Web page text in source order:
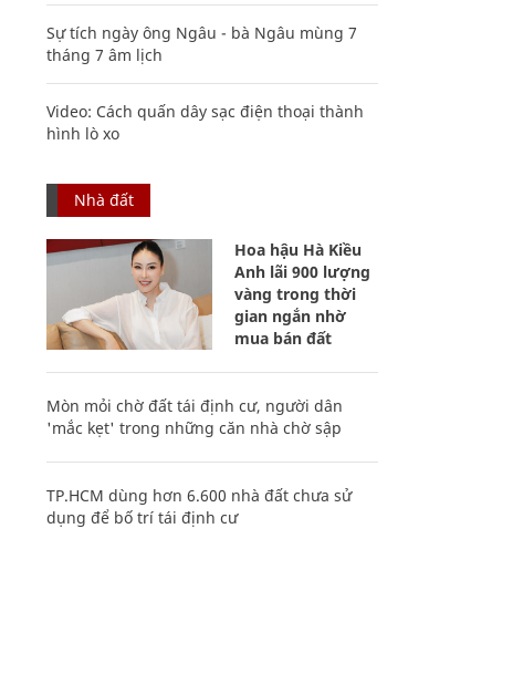
Sự tích ngày ông Ngâu - bà Ngâu mùng 7
tháng 7 âm lịch
Video: Cách quấn dây sạc điện thoại thành
hình lò xo
Nhà đất
Hoa hậu Hà Kiều
Anh lãi 900 lượng
vàng trong thời
gian ngắn nhờ
mua bán đất
Mòn mỏi chờ đất tái định cư, người dân
'mắc kẹt' trong những căn nhà chờ sập
TP.HCM dùng hơn 6.600 nhà đất chưa sử
dụng để bố trí tái định cư